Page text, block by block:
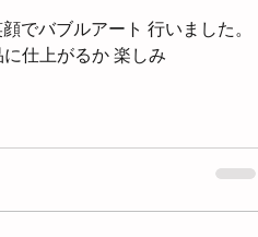
でバブルアート 行いました。
仕上がるか 楽しみ